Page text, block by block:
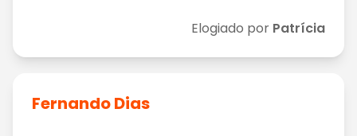
Elogiado por Patrícia
Fernando Dias